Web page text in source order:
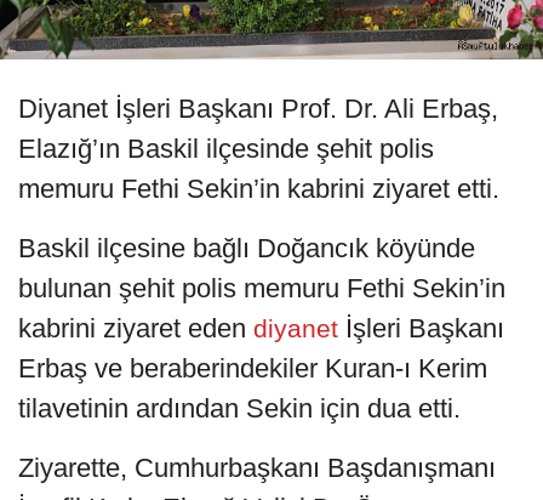
Diyanet İşleri Başkanı Prof. Dr. Ali Erbaş,
Elazığ’ın Baskil ilçesinde şehit polis
memuru Fethi Sekin’in kabrini ziyaret etti.
Baskil ilçesine bağlı Doğancık köyünde
bulunan şehit polis memuru Fethi Sekin’in
kabrini ziyaret eden diyanet İşleri Başkanı
Erbaş ve beraberindekiler Kuran-ı Kerim
tilavetinin ardından Sekin için dua etti.
Ziyarette, Cumhurbaşkanı Başdanışmanı